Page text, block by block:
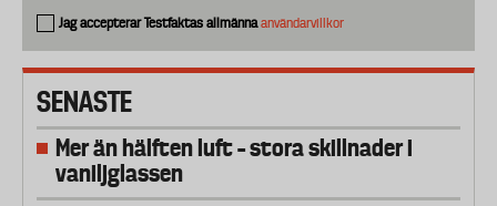
Jag accepterar Testfaktas allmännaanvändarvillkor
SENASTE
Mer än hälften luft – stora skillnader i
vaniljglassen